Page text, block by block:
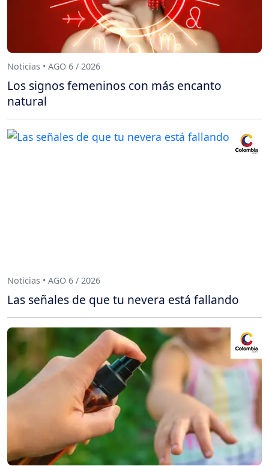
Noticias • AGO 6 / 2026
Los signos femeninos con más encanto
natural
Noticias • AGO 6 / 2026
Las señales de que tu nevera está fallando